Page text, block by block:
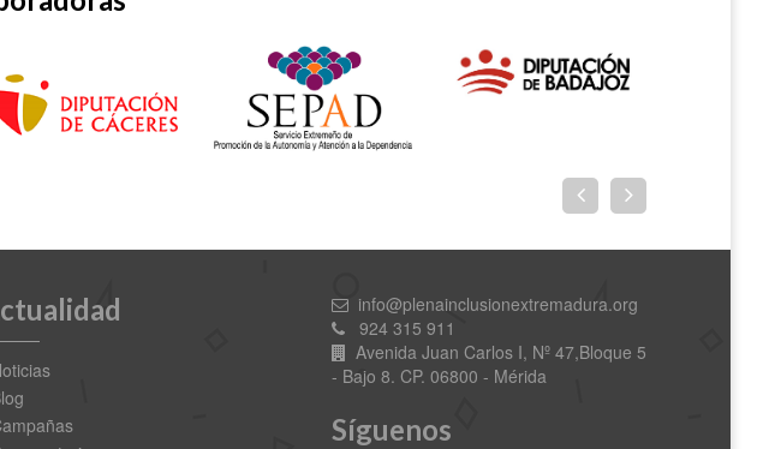
info@plenainclusionextremadura.org
924 315 911
Avenida Juan Carlos I, Nº 47,Bloque 5
- Bajo 8. CP. 06800 - Mérida
Síguenos